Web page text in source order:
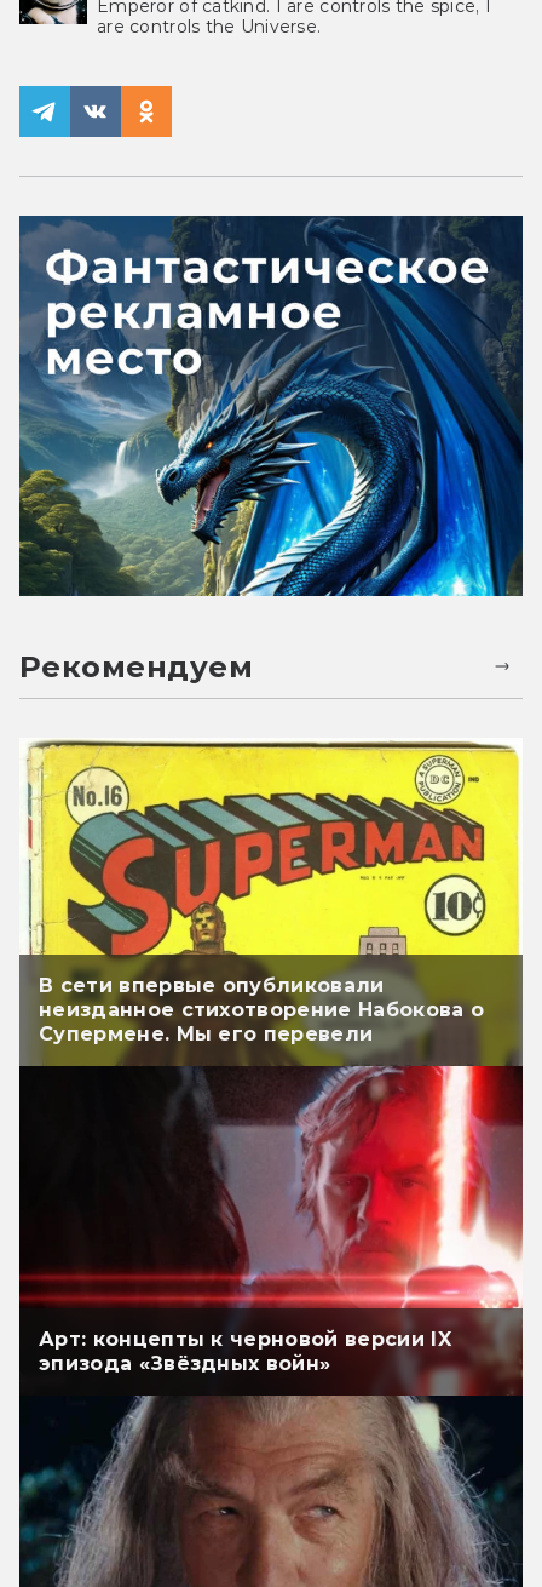
Emperor of catkind. I are controls the spice, I
are controls the Universe.
Рекомендуем
В сети впервые опубликовали
неизданное стихотворение Набокова о
Супермене. Мы его перевели
Арт: концепты к черновой версии IX
эпизода «Звёздных войн»